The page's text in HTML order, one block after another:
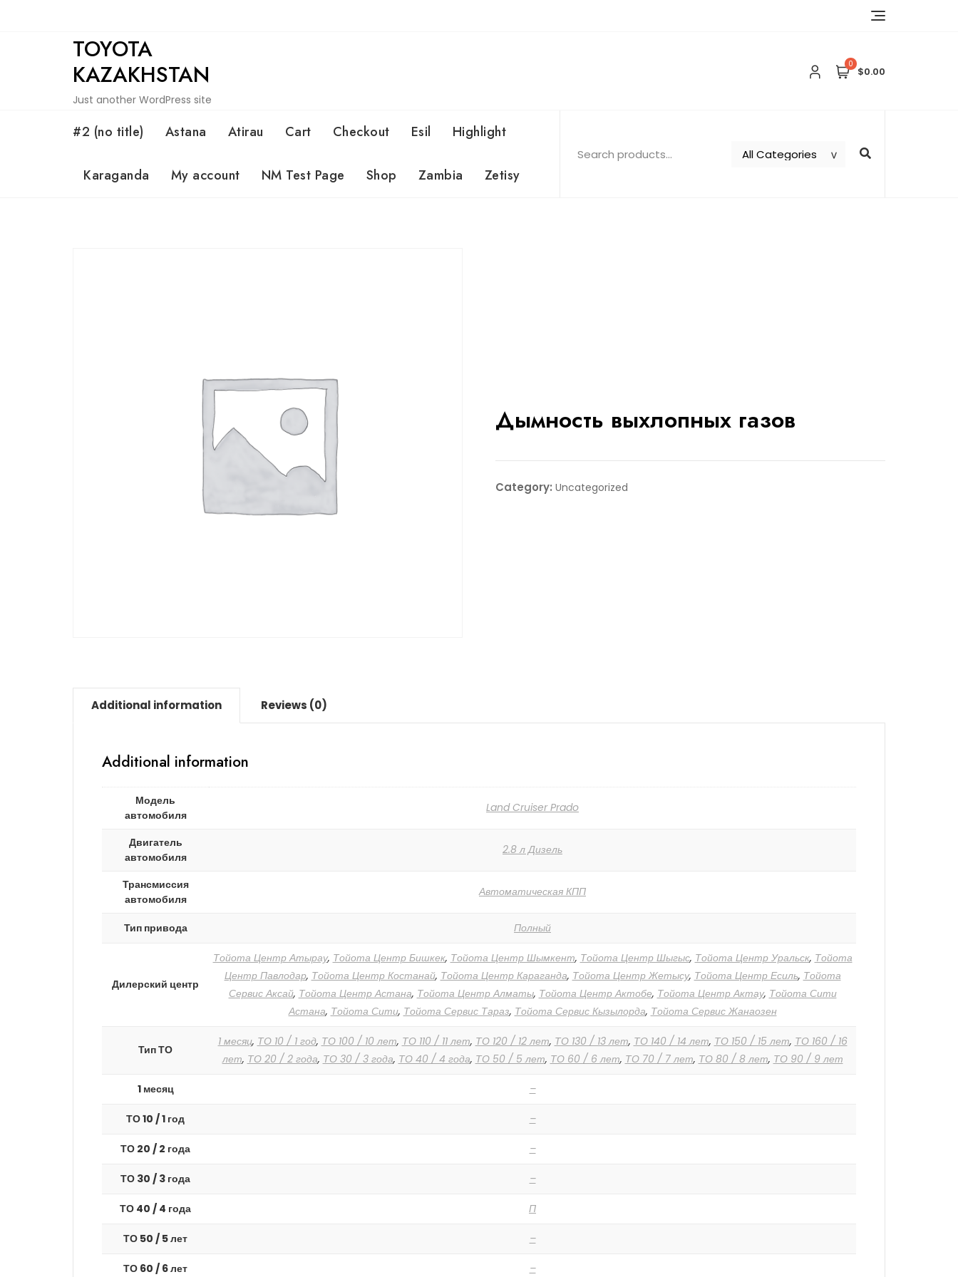
TOYOTA
KAZAKHSTAN
Just another WordPress site
0
$0.00
#2 (no title) Astana Atirau Cart Checkout Esil Highlight
Karaganda My account NM Test Page Shop Zambia Zetisy
Дымность выхлопных газов
Category: Uncategorized
Additional information Reviews (0)
Additional information
Модель
автомобиля
Land Cruiser Prado
Двигатель
автомобиля
2.8 л Дизель
Трансмиссия
автомобиля
Автоматическая КПП
Тип привода Полный
Дилерский центр
Тойота Центр Атырау, Тойота Центр Бишкек, Тойота Центр Шымкент, Тойота Центр Шыгыс, Тойота Центр Уральск, Тойота
Центр Павлодар, Тойота Центр Костанай, Тойота Центр Караганда, Тойота Центр Жетысу, Тойота Центр Есиль, Тойота
Сервис Аксай, Тойота Центр Астана, Тойота Центр Алматы, Тойота Центр Актобе, Тойота Центр Актау, Тойота Сити
Астана, Тойота Сити, Тойота Сервис Тараз, Тойота Сервис Кызылорда, Тойота Сервис Жанаозен
Тип ТО
1 месяц, ТО 10 / 1 год, ТО 100 / 10 лет, ТО 110 / 11 лет, ТО 120 / 12 лет, ТО 130 / 13 лет, ТО 140 / 14 лет, ТО 150 / 15 лет, ТО 160 / 16
лет, ТО 20 / 2 года, ТО 30 / 3 года, ТО 40 / 4 года, ТО 50 / 5 лет, ТО 60 / 6 лет, ТО 70 / 7 лет, ТО 80 / 8 лет, ТО 90 / 9 лет
1 месяц –
ТО 10 / 1 год –
ТО 20 / 2 года –
ТО 30 / 3 года –
ТО 40 / 4 года П
ТО 50 / 5 лет –
ТО 60 / 6 лет –